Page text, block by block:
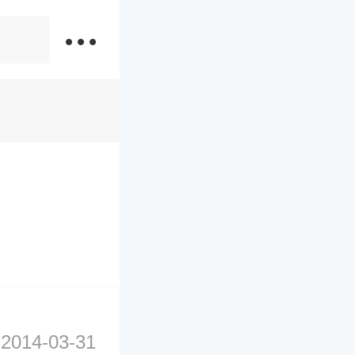
2014-03-31